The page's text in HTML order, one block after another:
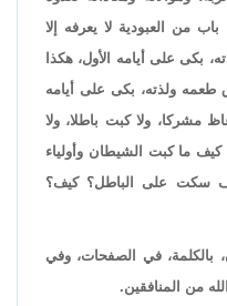
من العبودية لا يعرفه إلا
بكى على أيامه الأول، هكذا
طعمه ولذته، بكى على أيامه
مشركا، ولا كبت باطلا، ولا
ما كبت الشيطان وأولياء
سكت على الباطل؟ كيف؟
بالكلمة، في الصفحات، وفي
من المنافقين.